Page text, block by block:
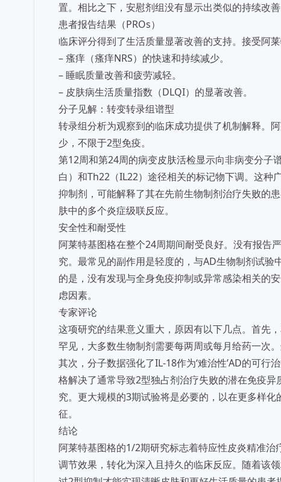
置。相比之下，安慰剂组没有显示出类似的持续改善
患者报告结果（PROs）
临床评分得到了生活质量显著改善的支持。接受阿
– 瘙痒（瘙痒NRS）的快速和持续减少。
– 睡眠质量改善和疲劳减轻。
– 皮肤病生活质量指数（DLQI）的显著改善。
分子见解：转变转录组谱型
转录组分析为观察到的临床成功提供了机制解释。
少，不限于2型免疫。
第12周和第24周的病变皮肤活检显示向非病变分子
白）和Th22（IL22）途径相关的标记物下调。这种
抑制剂，可能解释了其在先前生物制剂治疗失败的
肤中的多个炎症级联反应。
安全性和耐受性
阿莱特基图格在整个24周期间耐受良好。没有报告
究。最常见的副作用是轻度的，与AD生物制剂试
的是，没有发现与全身免疫抑制或异常感染相关的
虑因素。
专家评论
这项研究的结果意义重大，原因有以下几点。首先
罕见，大多数生物制剂需要每两周或每月给药一次
其次，分子数据强化了IL-18作为‘难治性’AD的可
格解决了通常导致2型独占剂治疗失败的潜在免疫
究。更大规模的3期试验将是必要的，以在更多样
征。
结论
阿莱特基图格的1/2期研究标志着特应性皮炎精准
调节效果，转化为深入且持久的临床反应。随着该